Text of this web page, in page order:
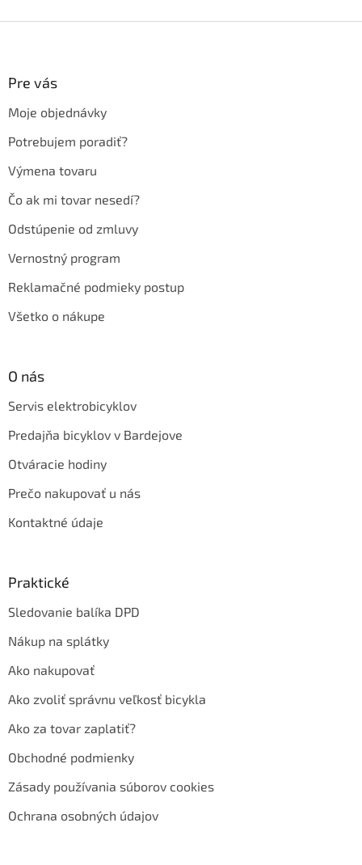
Pre vás
Moje objednávky
Potrebujem poradiť?
Výmena tovaru
Čo ak mi tovar nesedí?
Odstúpenie od zmluvy
Vernostný program
Reklamačné podmieky postup
Všetko o nákupe
O nás
Servis elektrobicyklov
Predajňa bicyklov v Bardejove
Otváracie hodiny
Prečo nakupovať u nás
Kontaktné údaje
Praktické
Sledovanie balíka DPD
Nákup na splátky
Ako nakupovať
Ako zvoliť správnu veľkosť bicykla
Ako za tovar zaplatiť?
Obchodné podmienky
Zásady používania súborov cookies
Ochrana osobných údajov